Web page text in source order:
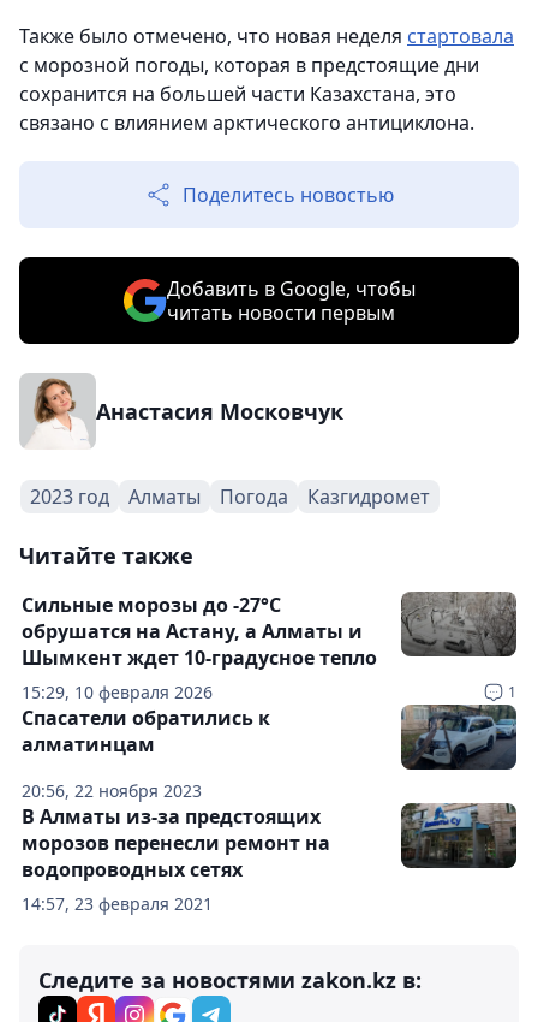
Также было отмечено, что новая неделя стартовала
c морозной погоды, которая в предстоящие дни
сохранится на большей части Казахстана, это
связано с влиянием арктического антициклона.
Поделитесь новостью
Добавить в Google, чтобы
читать новости первым
Анастасия Московчук
2023 год Алматы Погода Казгидромет
Читайте также
15:29, 10 февраля 2026 1
Сильные морозы до -27°С
обрушатся на Астану, а Алматы и
Шымкент ждет 10-градусное тепло
20:56, 22 ноября 2023
Спасатели обратились к
алматинцам
14:57, 23 февраля 2021
В Алматы из-за предстоящих
морозов перенесли ремонт на
водопроводных сетях
Следите за новостями zakon.kz в: